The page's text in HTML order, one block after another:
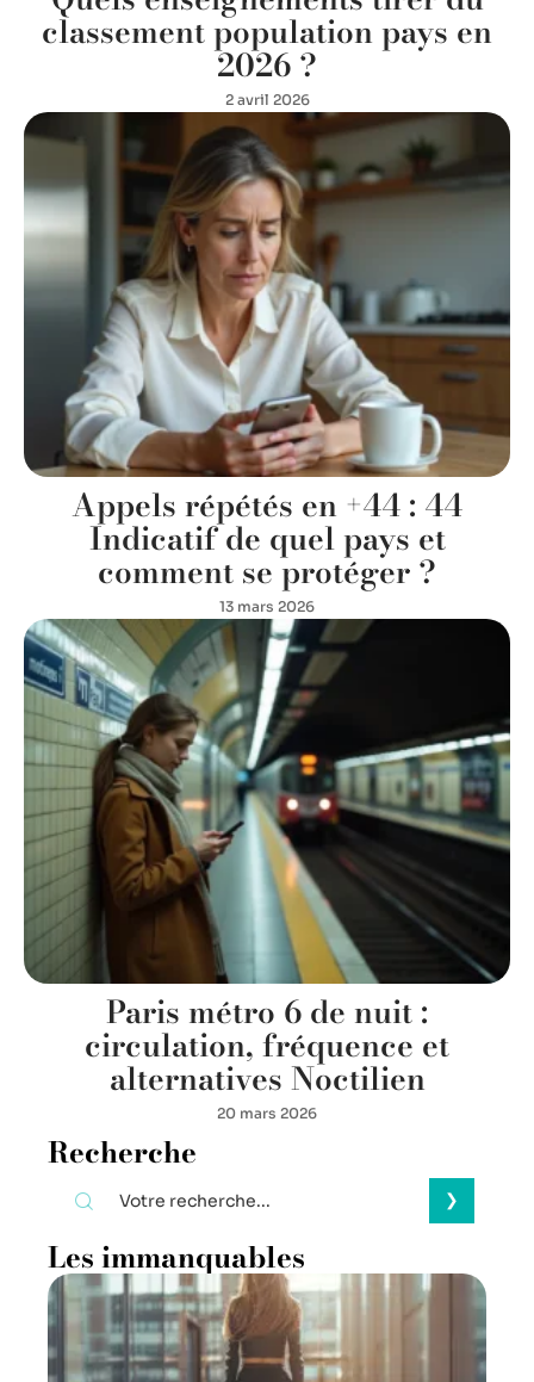
classement population pays en
2026 ?
2 avril 2026
Appels répétés en +44 : 44
Indicatif de quel pays et
comment se protéger ?
13 mars 2026
Paris métro 6 de nuit :
circulation, fréquence et
alternatives Noctilien
20 mars 2026
Recherche
Les immanquables